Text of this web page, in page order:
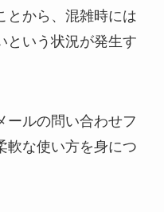
とから、混雑時には
という状況が発生す
ールの問い合わせフ
軟な使い方を身につ